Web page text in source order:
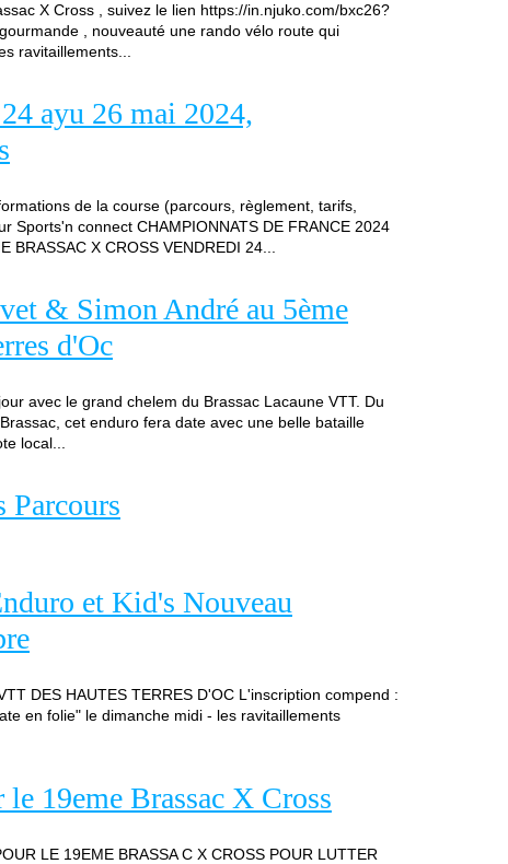
X Cross , suivez le lien https://in.njuko.com/bxc26?
, nouveauté une rando vélo route qui
ravitaillements...
ayu 26 mai 2024,
de la course (parcours, règlement, tarifs,
Sports'n connect CHAMPIONNATS DE FRANCE 2024
X CROSS VENDREDI 24...
& Simon André au 5ème
d'Oc
avec le grand chelem du Brassac Lacaune VTT. Du
cet enduro fera date avec une belle bataille
local...
Parcours
et Kid's Nouveau
DES HAUTES TERRES D'OC L'inscription compend :
en folie" le dimanche midi - les ravitaillements
19eme Brassac X Cross
LE 19EME BRASSA C X CROSS POUR LUTTER